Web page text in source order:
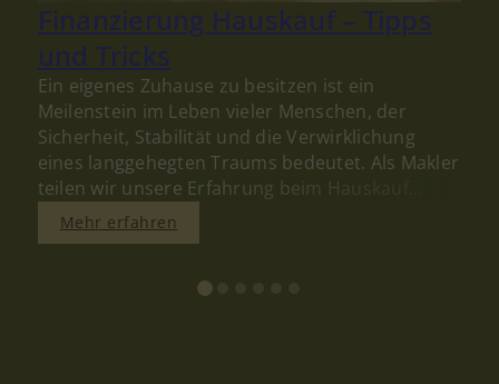
Finanzierung Hauskauf – Tipps
und Tricks
Ein eigenes Zuhause zu besitzen ist ein
Meilenstein im Leben vieler Menschen, der
Sicherheit, Stabilität und die Verwirklichung
eines langgehegten Traums bedeutet. Als Makler
teilen wir unsere Erfahrung beim Hauskauf
gerne mit Ihnen und stellen Ihnen einen
kostenlosen Finanzierungs-Rechner zur
Mehr erfahren